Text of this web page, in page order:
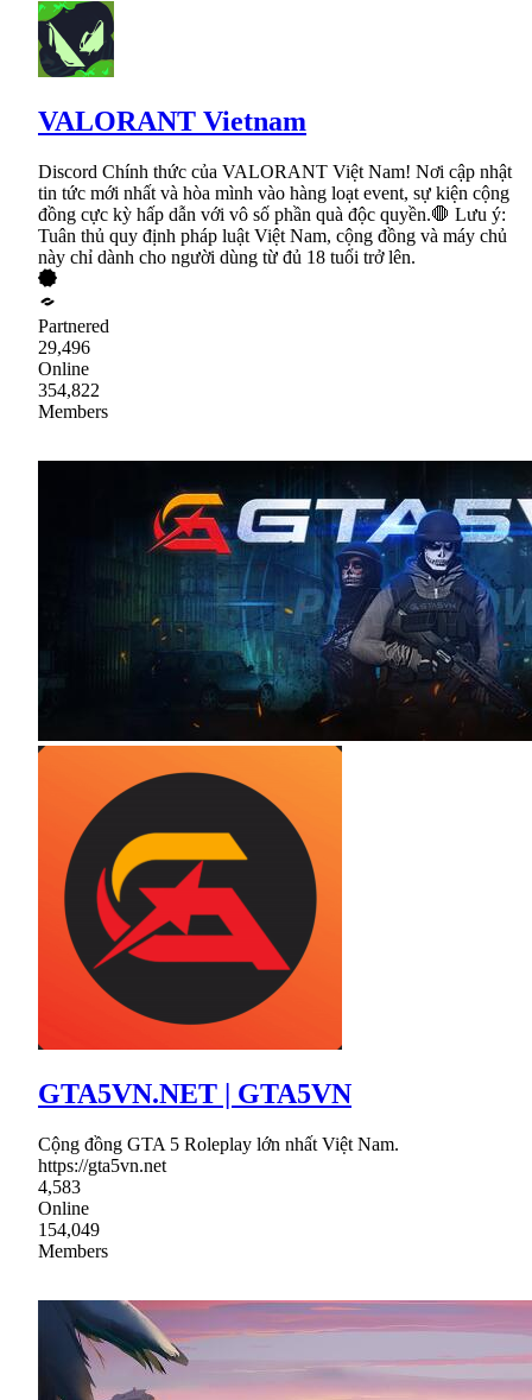
VALORANT Vietnam
Discord Chính thức của VALORANT Việt Nam! Nơi cập nhật
tin tức mới nhất và hòa mình vào hàng loạt event, sự kiện cộng
đồng cực kỳ hấp dẫn với vô số phần quà độc quyền.🛑 Lưu ý:
Tuân thủ quy định pháp luật Việt Nam, cộng đồng và máy chủ
này chỉ dành cho người dùng từ đủ 18 tuổi trở lên.
Partnered
29,496
Online
354,822
Members
GTA5VN.NET | GTA5VN
Cộng đồng GTA 5 Roleplay lớn nhất Việt Nam.
https://gta5vn.net
4,583
Online
154,049
Members